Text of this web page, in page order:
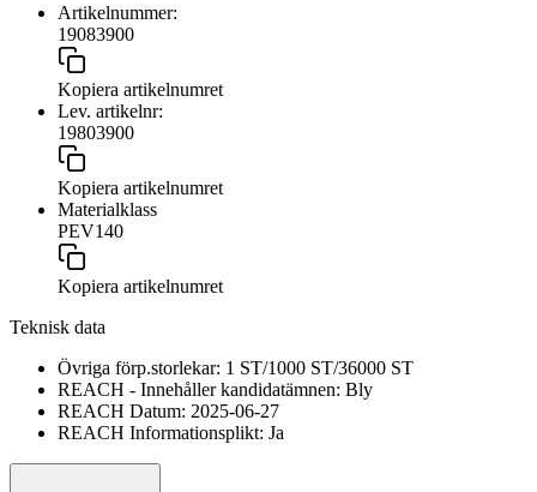
Artikelnummer:
19083900
Kopiera artikelnumret
Lev. artikelnr:
19803900
Kopiera artikelnumret
Materialklass
PEV140
Kopiera artikelnumret
Teknisk data
Övriga förp.storlekar: 1 ST/1000 ST/36000 ST
REACH - Innehåller kandidatämnen: Bly
REACH Datum: 2025-06-27
REACH Informationsplikt: Ja